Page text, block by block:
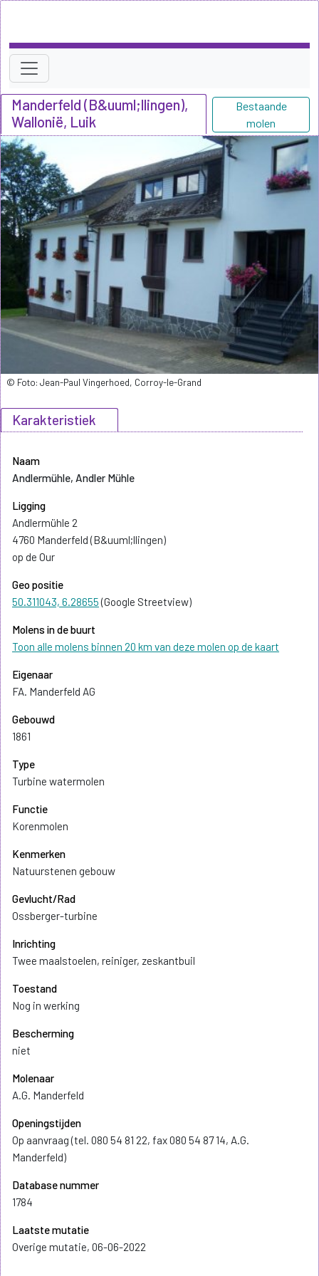
Manderfeld (B&uuml;llingen),
Wallonië, Luik
Bestaande
molen
Karakteristiek
Naam
Andlermühle, Andler Mühle
Ligging
Andlermühle 2
4760 Manderfeld (B&uuml;llingen)
op de Our
Geo positie
50.311043, 6.28655(Google Streetview)
Molens in de buurt
Toon alle molens binnen 20 km van deze molen op de kaart
Eigenaar
FA. Manderfeld AG
Gebouwd
1861
Type
Turbine watermolen
Functie
Korenmolen
Kenmerken
Natuurstenen gebouw
Gevlucht/Rad
Ossberger-turbine
Inrichting
Twee maalstoelen, reiniger, zeskantbuil
Toestand
Nog in werking
Bescherming
niet
Molenaar
A.G. Manderfeld
Openingstijden
Op aanvraag (tel. 080 54 81 22, fax 080 54 87 14, A.G.
Manderfeld)
Database nummer
1784
Laatste mutatie
Overige mutatie, 06-06-2022
© Foto: Jean-Paul Vingerhoed, Corroy-le-Grand